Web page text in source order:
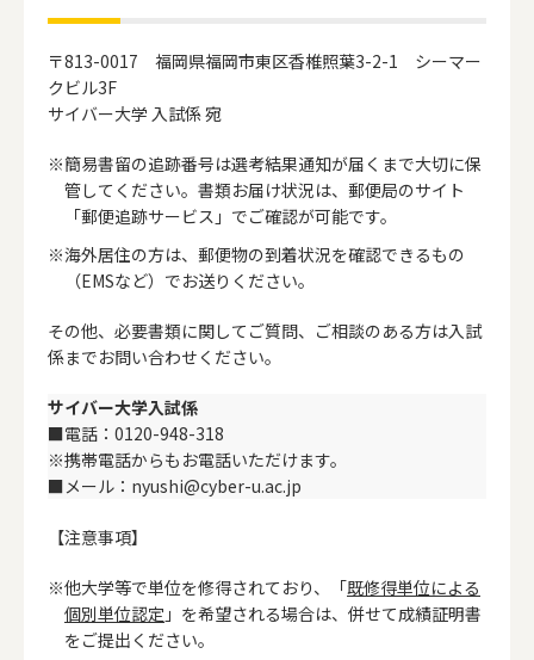
〒813-0017 福岡県福岡市東区香椎照葉3-2-1 シーマー
クビル3F
サイバー大学 入試係 宛
簡易書留の追跡番号は選考結果通知が届くまで大切に保
管してください。書類お届け状況は、郵便局のサイト
「郵便追跡サービス」でご確認が可能です。
海外居住の方は、郵便物の到着状況を確認できるもの
（EMSなど）でお送りください。
その他、必要書類に関してご質問、ご相談のある方は入試
係までお問い合わせください。
サイバー大学入試係
■電話：0120-948-318
※携帯電話からもお電話いただけます。
■メール：nyushi@cyber-u.ac.jp
【注意事項】
他大学等で単位を修得されており、「既修得単位による
個別単位認定 」を希望される場合は、併せて成績証明書
をご提出ください。